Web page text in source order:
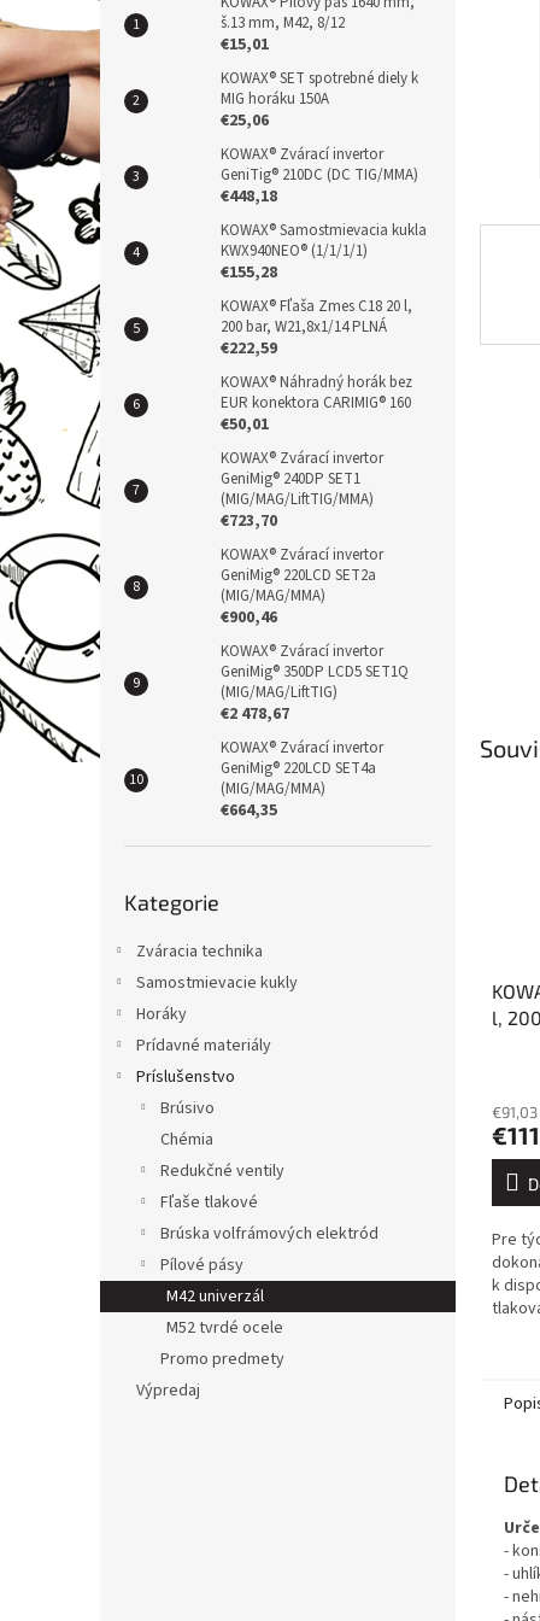
n
e
l
š.13 mm, M42, 8/12
€15,01
KOWAX® SET spotrebné diely k
MIG horáku 150A
€25,06
KOWAX® Zvárací invertor
GeniTig® 210DC (DC TIG/MMA)
€448,18
KOWAX® Samostmievacia kukla
KWX940NEO® (1/1/1/1)
€155,28
KOWAX® Fľaša Zmes C18 20 l,
200 bar, W21,8x1/14 PLNÁ
€222,59
KOWAX® Náhradný horák bez
EUR konektora CARIMIG® 160
€50,01
KOWAX® Zvárací invertor
GeniMig® 240DP SET1
(MIG/MAG/LiftTIG/MMA)
€723,70
KOWAX® Zvárací invertor
GeniMig® 220LCD SET2a
(MIG/MAG/MMA)
€900,46
KOWAX® Zvárací invertor
GeniMig® 350DP LCD5 SET1Q
(MIG/MAG/LiftTIG)
€2 478,67
KOWAX® Zvárací invertor
GeniMig® 220LCD SET4a
(MIG/MAG/MMA)
€664,35
kategorie
Kategorie
Zváracia technika
Samostmievacie kukly
Horáky
Prídavné materiály
Príslušenstvo
Brúsivo
Chémia
Redukčné ventily
Fľaše tlakové
Brúska volfrámových elektród
Pílové pásy
M42 univerzál
M52 tvrdé ocele
Promo predmety
Výpredaj
l,
Pre
k
-
-
-